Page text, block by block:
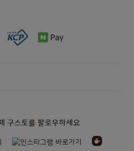
구스토를 팔로우하세요